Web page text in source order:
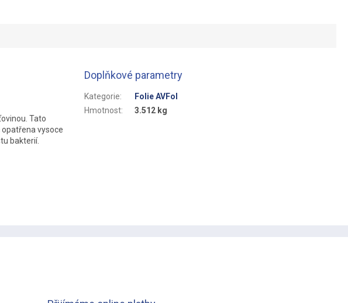
Tato
vysoce
bakterií.
Doplňkové parametry
Kategorie:
Folie AVFol
Hmotnost: 3.512 kg